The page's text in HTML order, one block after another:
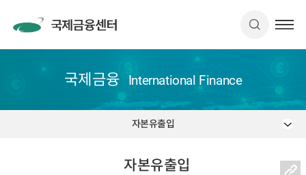
국제금융 International Finance
자본유출입
자본유출입